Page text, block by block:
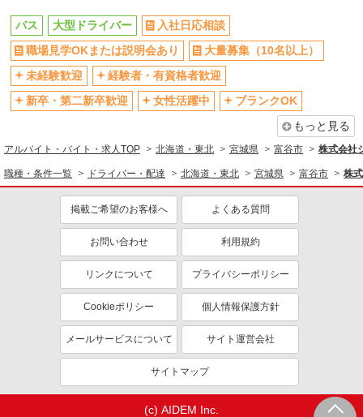
バス 大型ドライバー
入社日応相談
職場見学OKまたは説明会あり
大量募集（10名以上）
未経験歓迎
経験者・有資格者歓迎
新卒・第二新卒歓迎
女性活躍中
ブランクOK
もっと見る
アルバイト・バイト・求人TOP 北海道・東北 宮城県 富谷市 株式会社
職種・条件一覧 ドライバー・配達 北海道・東北 宮城県 富谷市 株
掲載ご希望のお客様へ よくある質問
お問い合わせ 利用規約
リンクについて プライバシーポリシー
Cookieポリシー 個人情報保護方針
メールサービスについて サイト運営会社
サイトマップ
(c) AIDEM Inc.